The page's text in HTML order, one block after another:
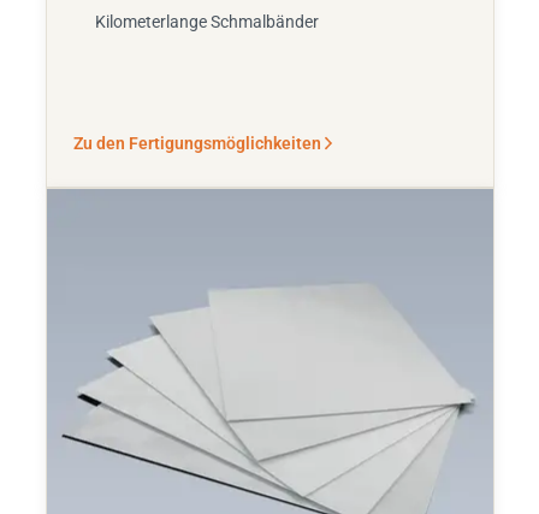
Kilometerlange Schmalbänder
Zu den Fertigungsmöglichkeiten